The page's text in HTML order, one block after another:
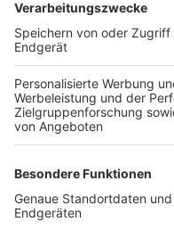
TOP-VEREINE
TOP-PARTNER